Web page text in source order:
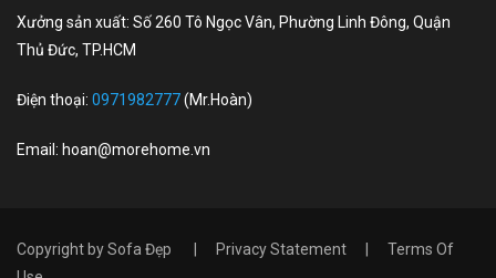
Xưởng sản xuất: Số 260 Tô Ngọc Vân, Phường Linh Đông, Quận
Thủ Đức, TP.HCM
Điện thoại: 0971982777(Mr.Hoàn)
Email: hoan@morehome.vn
Copyright bySofa Đẹp Privacy Statement
Terms Of